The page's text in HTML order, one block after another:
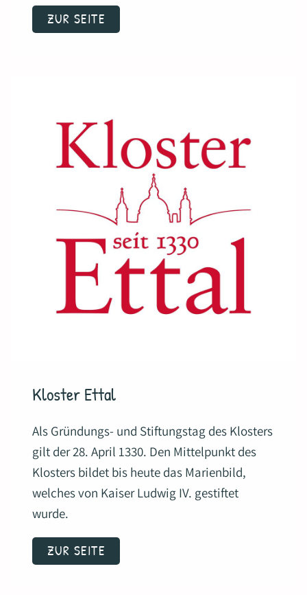
ZUR SEITE
Kloster Ettal
Als Gründungs- und Stiftungstag des Klosters
gilt der 28. April 1330. Den Mittelpunkt des
Klosters bildet bis heute das Marienbild,
welches von Kaiser Ludwig IV. gestiftet
wurde.
ZUR SEITE